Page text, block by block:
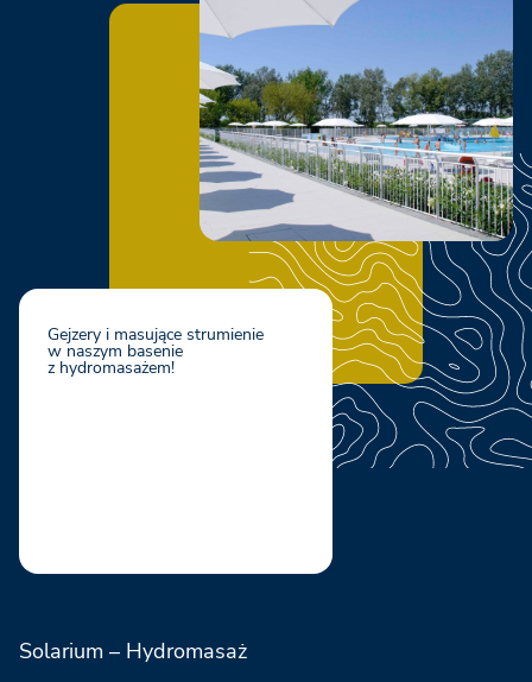
Gejzery i masujące strumienie
w naszym basenie
z hydromasażem!
Solarium – Hydromasaż